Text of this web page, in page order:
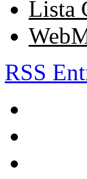
Lista
RSS